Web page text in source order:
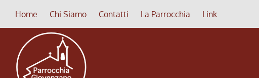
Home Chi Siamo Contatti La Parrocchia Link